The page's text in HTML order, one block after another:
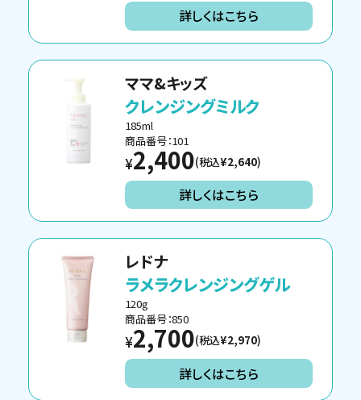
詳しくはこちら
ママ&キッズ
クレンジングミルク
185ml
商品番号：101
¥2,400(税込¥2,640)
詳しくはこちら
レドナ
ラメラクレンジングゲル
120g
商品番号：850
¥2,700(税込¥2,970)
詳しくはこちら